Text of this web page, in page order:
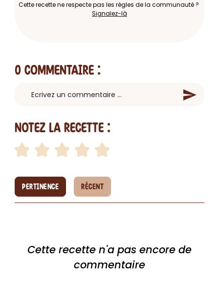
Cette recette ne respecte pas les règles de la communauté ?
Signalez-là
0 Commentaire :
Notez la recette :
PERTINENCE RÉCENT
Cette recette n'a pas encore de
commentaire